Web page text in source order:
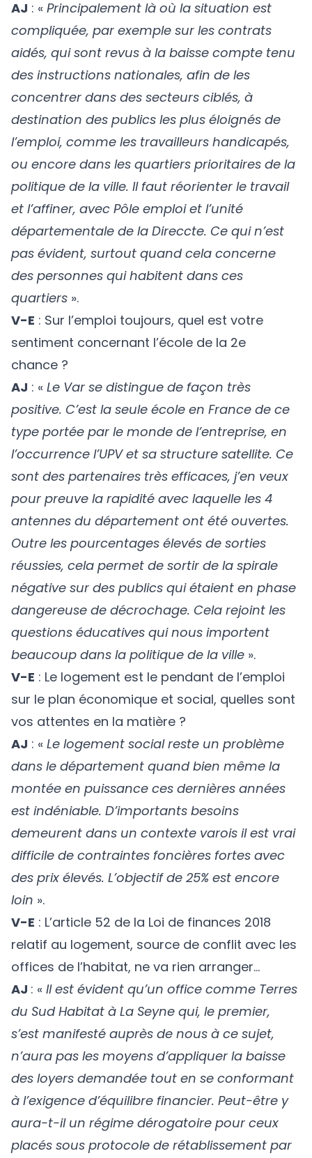
AJ : « Principalement là où la situation est
compliquée, par exemple sur les contrats
aidés, qui sont revus à la baisse compte tenu
des instructions nationales, afin de les
concentrer dans des secteurs ciblés, à
destination des publics les plus éloignés de
l’emploi, comme les travailleurs handicapés,
ou encore dans les quartiers prioritaires de la
politique de la ville. Il faut réorienter le travail
et l’affiner, avec Pôle emploi et l’unité
départementale de la Direccte. Ce qui n’est
pas évident, surtout quand cela concerne
des personnes qui habitent dans ces
quartiers ».
V-E : Sur l’emploi toujours, quel est votre
sentiment concernant l’école de la 2e
chance ?
AJ : « Le Var se distingue de façon très
positive. C’est la seule école en France de ce
type portée par le monde de l’entreprise, en
l’occurrence l’UPV et sa structure satellite. Ce
sont des partenaires très efficaces, j’en veux
pour preuve la rapidité avec laquelle les 4
antennes du département ont été ouvertes.
Outre les pourcentages élevés de sorties
réussies, cela permet de sortir de la spirale
négative sur des publics qui étaient en phase
dangereuse de décrochage. Cela rejoint les
questions éducatives qui nous importent
beaucoup dans la politique de la ville ».
V-E : Le logement est le pendant de l’emploi
sur le plan économique et social, quelles sont
vos attentes en la matière ?
AJ : « Le logement social reste un problème
dans le département quand bien même la
montée en puissance ces dernières années
est indéniable. D’importants besoins
demeurent dans un contexte varois il est vrai
difficile de contraintes foncières fortes avec
des prix élevés. L’objectif de 25% est encore
loin ».
V-E : L’article 52 de la Loi de finances 2018
relatif au logement, source de conflit avec les
offices de l’habitat, ne va rien arranger…
AJ : « Il est évident qu’un office comme Terres
du Sud Habitat à La Seyne qui, le premier,
s’est manifesté auprès de nous à ce sujet,
n’aura pas les moyens d’appliquer la baisse
des loyers demandée tout en se conformant
à l’exigence d’équilibre financier. Peut-être y
aura-t-il un régime dérogatoire pour ceux
placés sous protocole de rétablissement par